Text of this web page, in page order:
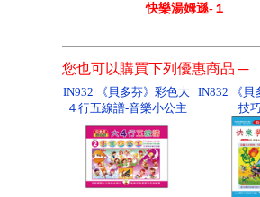
快樂湯姆遜-１
您也可以購買下列優惠商品 ─
IN932 《貝多芬》彩色大
４行五線譜-音樂小公主
IN832 《貝
技